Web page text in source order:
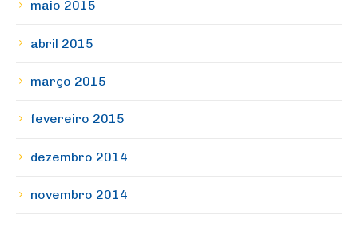
maio 2015
abril 2015
março 2015
fevereiro 2015
dezembro 2014
novembro 2014